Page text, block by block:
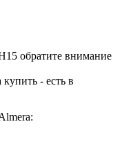
обратите внимание
- есть в